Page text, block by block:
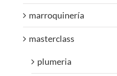
marroquinería
masterclass
plumeria